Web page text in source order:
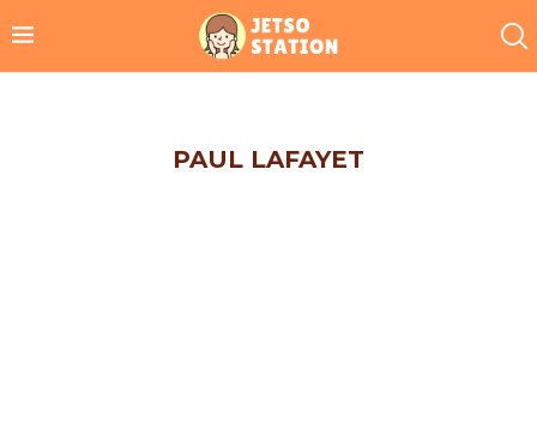
PAUL LAFAYET